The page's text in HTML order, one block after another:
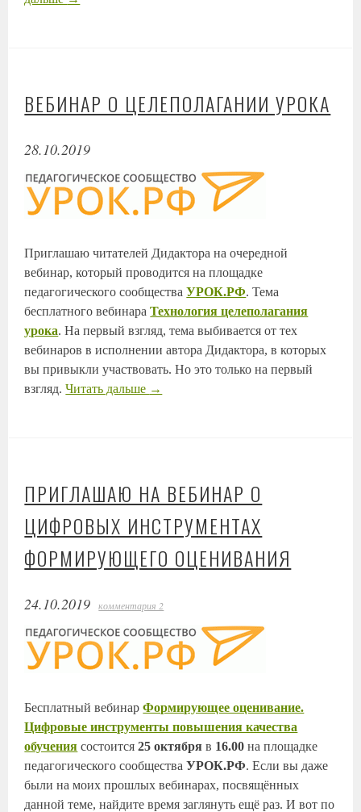
ВЕБИНАР О ЦЕЛЕПОЛАГАНИИ УРОКА
28.10.2019
Приглашаю читателей Дидактора на очередной
вебинар, который проводится на площадке
педагогического сообществаУРОК.РФ. Тема
бесплатного вебинараТехнология целеполагания
урока. На первый взгляд, тема выбивается от тех
вебинаров в исполнении автора Дидактора, в которых
вы привыкли участвовать. Но это только на первый
взгляд.Читать дальше →
ПРИГЛАШАЮ НА ВЕБИНАР О
ЦИФРОВЫХ ИНСТРУМЕНТАХ
ФОРМИРУЮЩЕГО ОЦЕНИВАНИЯ
24.10.2019 комментария 2
Бесплатный вебинарФормирующее оценивание.
Цифровые инструменты повышения качества
обучения состоится25 октября в 16.00 на площадке
педагогического сообществаУРОК.РФ. Если вы даже
были на моих прошлых вебинарах, посвящённых
данной теме, найдите время заглянуть ещё раз. И вот по